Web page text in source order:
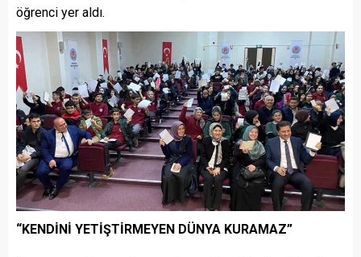
öğrenci yer aldı.
“KENDİNİ YETİŞTİRMEYEN DÜNYA KURAMAZ”